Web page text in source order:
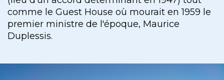
comme le Guest House où mourait en 1959 le
premier ministre de l'époque, Maurice
Duplessis.